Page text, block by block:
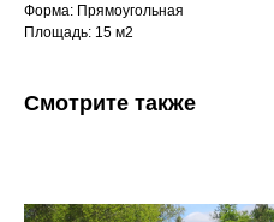
Форма: Прямоугольная
Площадь: 15 м2
Смотрите также
Каталог